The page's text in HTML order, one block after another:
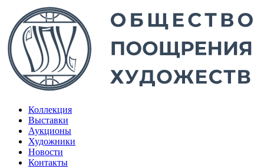
Коллекция
Выставки
Аукционы
Художники
Новости
Контакты